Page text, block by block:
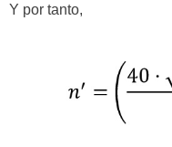
Y por tanto,